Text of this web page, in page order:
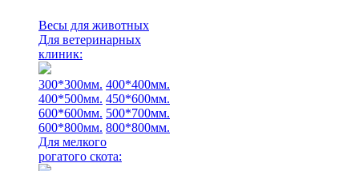
Весы для животных
Для ветеринарных
клиник:
300*300мм. 400*400мм.
400*500мм. 450*600мм.
600*600мм. 500*700мм.
600*800мм. 800*800мм.
Для мелкого
рогатого скота: